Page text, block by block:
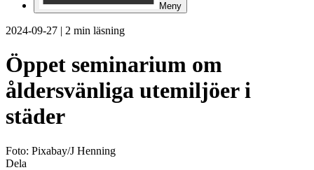
Meny
2024-09-27 | 2 min läsning
Öppet seminarium om
åldersvänliga utemiljöer i
städer
Foto: Pixabay/J Henning
Dela